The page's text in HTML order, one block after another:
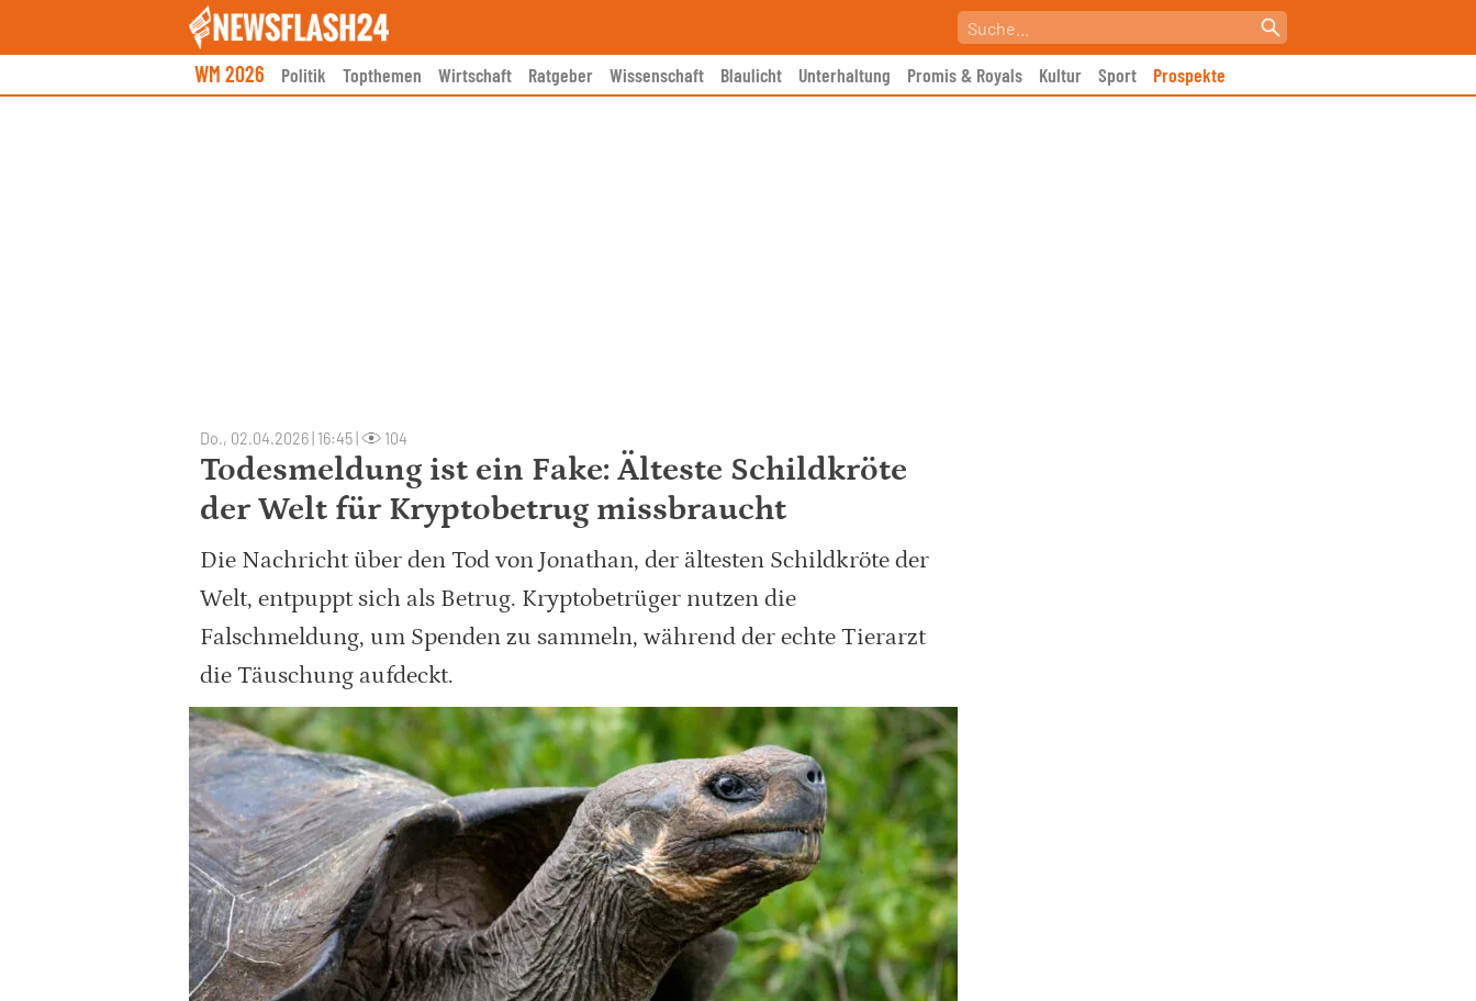
WM 2026 Politik Topthemen Wirtschaft Ratgeber Wissenschaft Blaulicht Unterhaltung Promis & Royals Kultur Sport Prospekte
Do., 02.04.2026 | 16:45 104
Todesmeldung ist ein Fake: Älteste Schildkröte
der Welt für Kryptobetrug missbraucht
Die Nachricht über den Tod von Jonathan, der ältesten Schildkröte der
Welt, entpuppt sich als Betrug. Kryptobetrüger nutzen die
Falschmeldung, um Spenden zu sammeln, während der echte Tierarzt
die Täuschung aufdeckt.